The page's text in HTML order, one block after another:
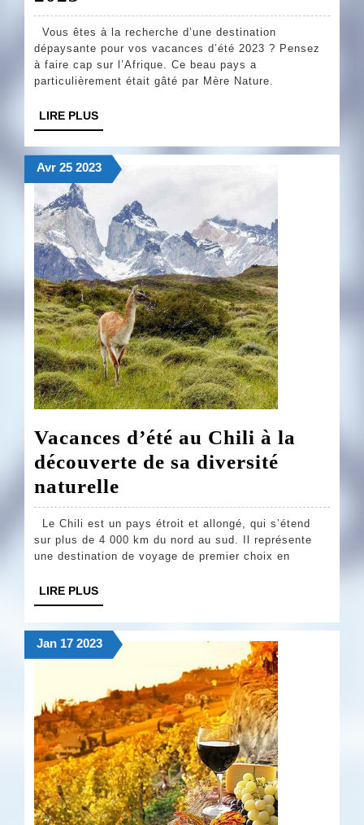
d’été
en
Afrique
:
les
tendance
pour
2023
Vous êtes à la recherche d’une destination
dépaysante pour vos vacances d’été 2023 ? Pensez
à faire cap sur l’Afrique. Ce beau pays a
particulièrement était gâté par Mère Nature.
LIRE PLUSLIRE
PLUS
Avr25
avril
2023
2525
avril
2023
202325
avril
2023
Vacances d’été au Chili à la
découverte de sa diversité
naturelle
d’été
au
Chili
découverte
de
sa
diversité
naturelle
Le Chili est un pays étroit et allongé, qui s’étend
sur plus de 4 000 km du nord au sud. Il représente
une destination de voyage de premier choix en
LIRE PLUSLIRE
PLUS
Jan17
janvier
1717
janvier
202317
janvier